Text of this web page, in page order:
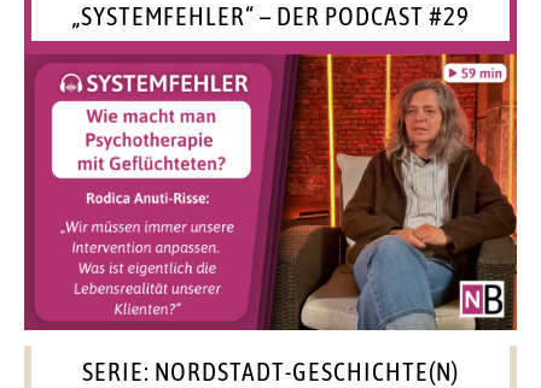
„SYSTEMFEHLER“ – DER PODCAST #29
SERIE: NORDSTADT-GESCHICHTE(N)